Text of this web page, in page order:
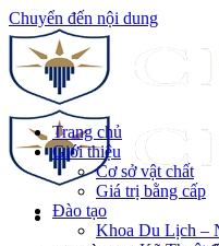
Chuyển đến nội dung
Trang chủ
Giới thiệu
Cơ sở vật chất
Giá trị bằng cấp
Đào tạo
Khoa Du Lịch –